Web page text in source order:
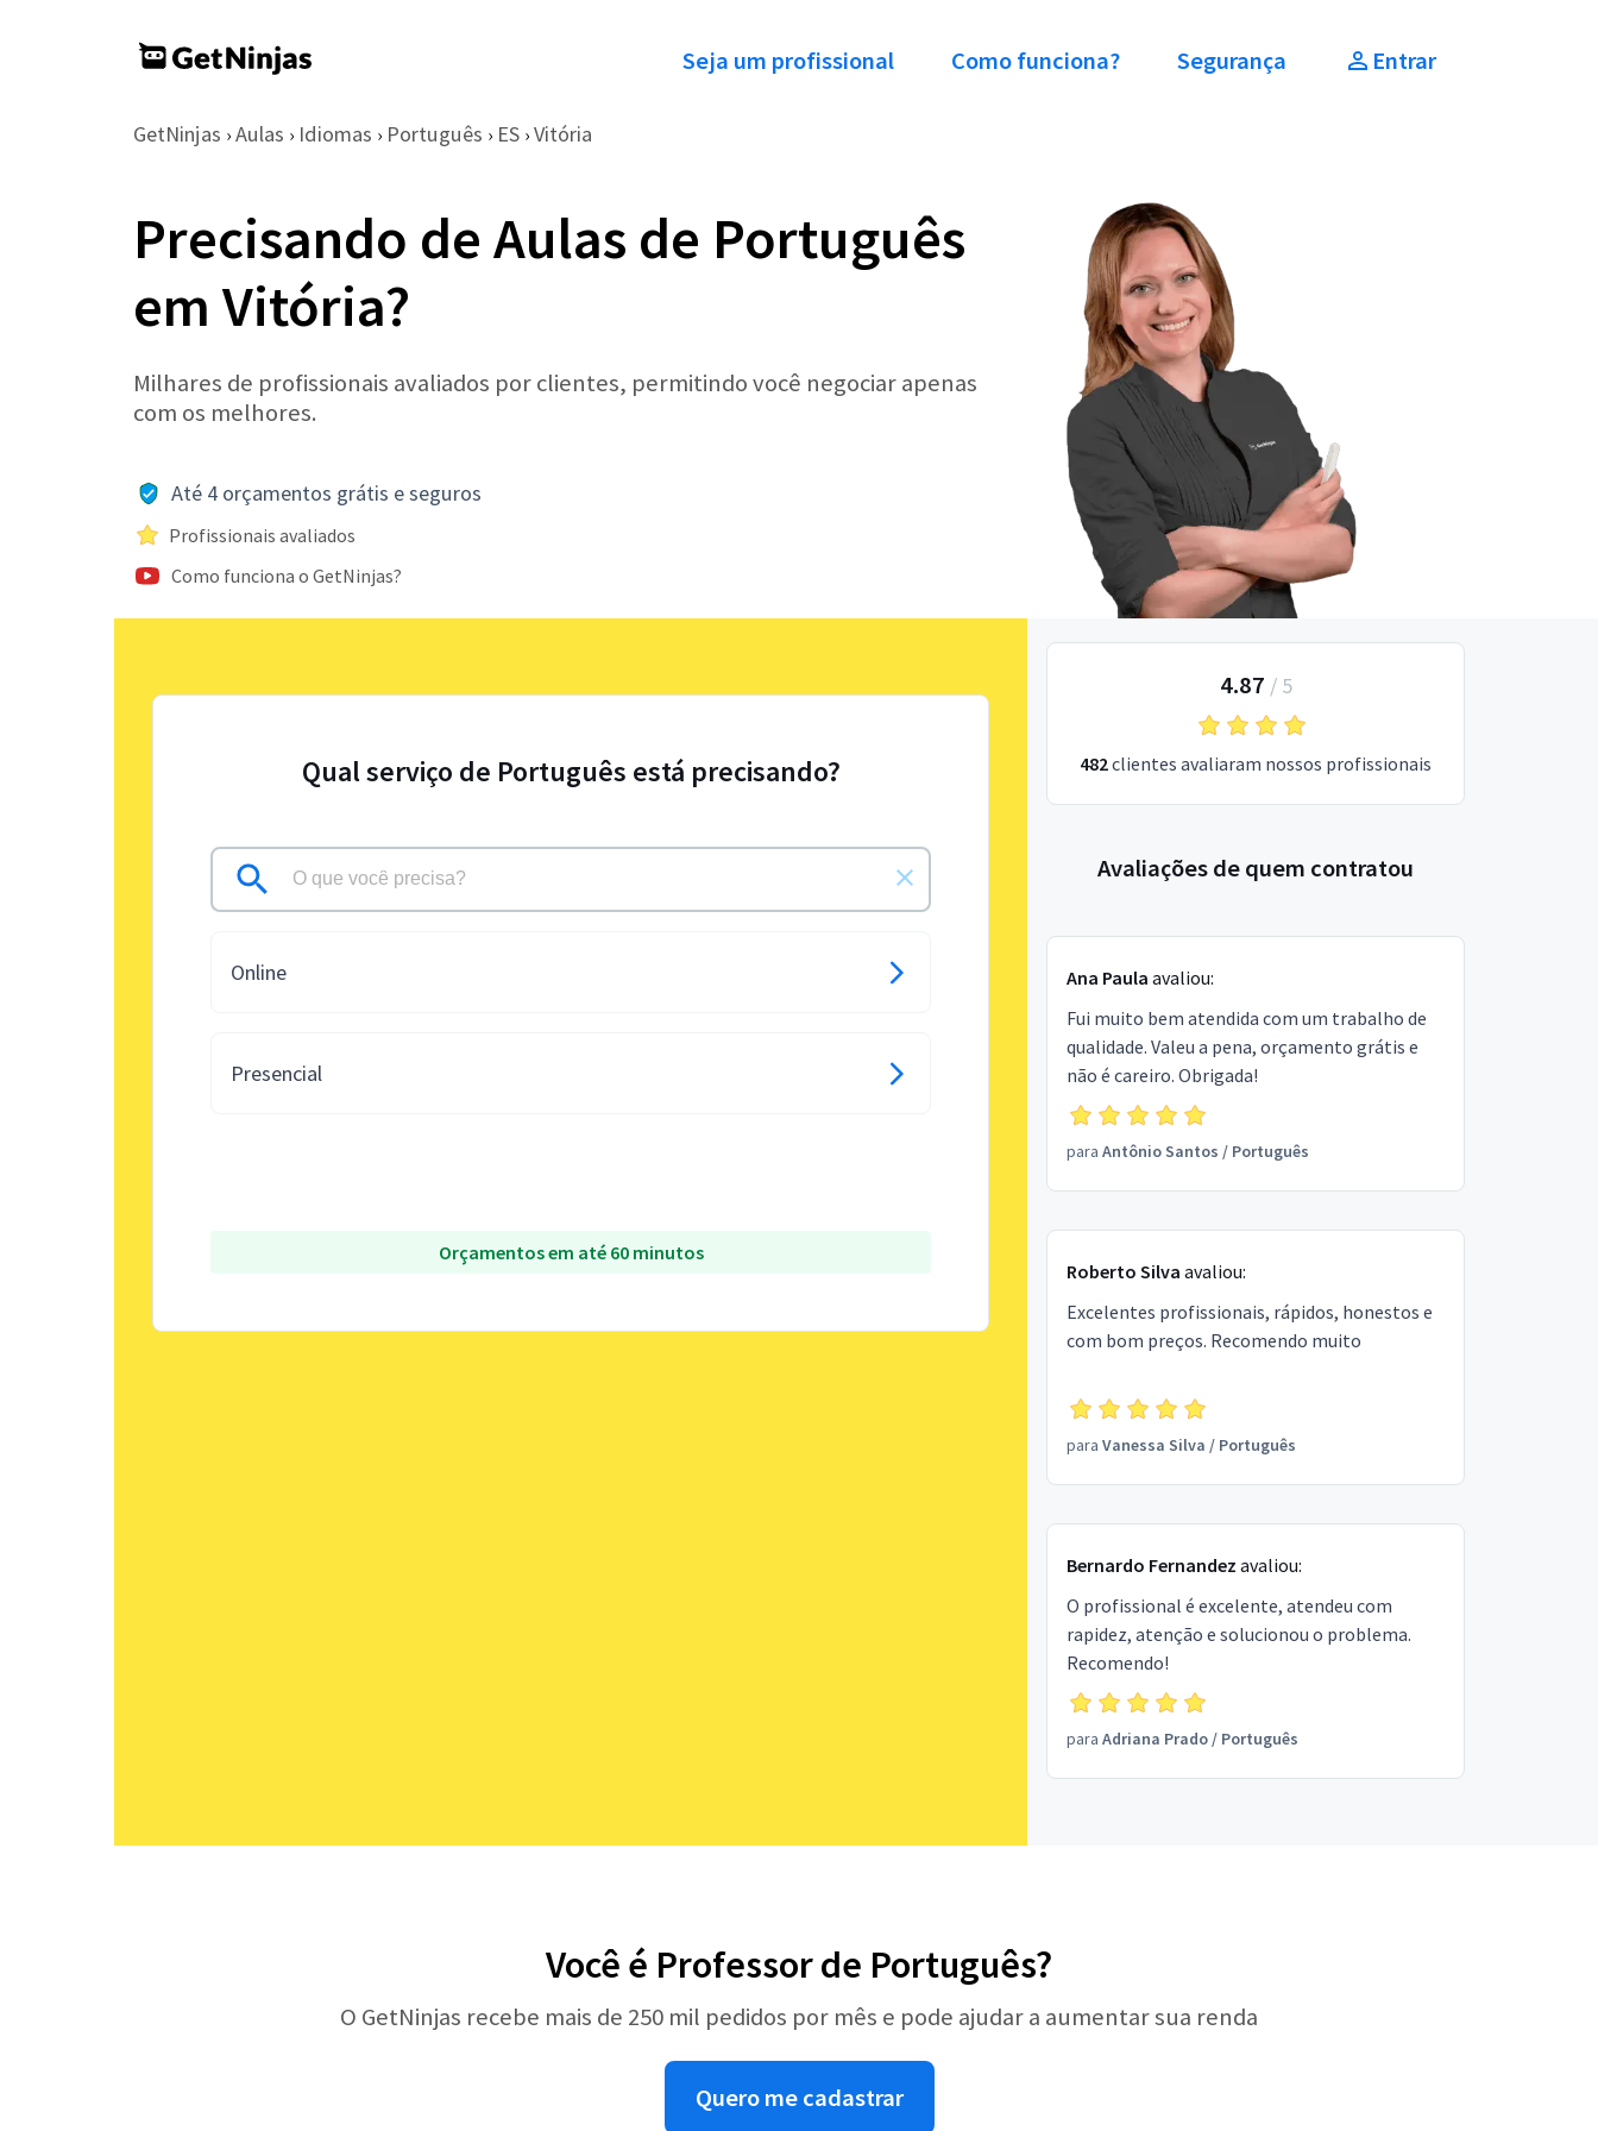
Seja um profissional Como funciona? Segurança Entrar
GetNinjas › Aulas › Idiomas › Português › ES › Vitória
Precisando de Aulas de Português
em Vitória?
Milhares de profissionais avaliados por clientes, permitindo você negociar apenas
com os melhores.
Até 4 orçamentos grátis e seguros
Profissionais avaliados
Como funciona o GetNinjas?
Qual serviço de Português está precisando?
Online
Presencial
Orçamentos em até 60 minutos
4.87 / 5
482clientes avaliaram nossos profissionais
Avaliações de quem contratou
Ana Paula avaliou:
Fui muito bem atendida com um trabalho de
qualidade. Valeu a pena, orçamento grátis e
não é careiro. Obrigada!
para Antônio Santos / Português
Roberto Silva avaliou:
Excelentes profissionais, rápidos, honestos e
com bom preços. Recomendo muito
para Vanessa Silva / Português
Bernardo Fernandez avaliou:
O profissional é excelente, atendeu com
rapidez, atenção e solucionou o problema.
Recomendo!
para Adriana Prado/ Português
Você é Professor de Português?
O GetNinjas recebe mais de 250 mil pedidos por mês e pode ajudar a aumentar sua renda
Quero me cadastrar